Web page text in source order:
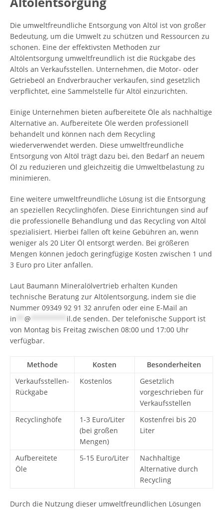
Die umweltfreundliche Entsorgung von Altöl ist von großer
Bedeutung, um die Umwelt zu schützen und Ressourcen zu
schonen. Eine der effektivsten Methoden zur
Altölentsorgung umweltfreundlich ist die Rückgabe des
Altöls an Verkaufsstellen. Unternehmen, die Motor- oder
Getriebeöl an Endverbraucher verkaufen, sind gesetzlich
verpflichtet, eine Sammelstelle für Altöl einzurichten.
Einige Unternehmen bieten aufbereitete Öle als nachhaltige
Alternative an. Aufbereitete Öle werden professionell
behandelt und können nach dem Recycling
wiederverwendet werden. Diese umweltfreundliche
Entsorgung von Altöl trägt dazu bei, den Bedarf an neuem
Öl zu reduzieren und gleichzeitig die Umweltbelastung zu
minimieren.
Eine weitere umweltfreundliche Lösung ist die Entsorgung
an speziellen Recyclinghöfen. Diese Einrichtungen sind auf
die professionelle Behandlung und das Recycling von Altöl
spezialisiert. Hierbei fallen oft keine Gebühren an, wenn
weniger als 20 Liter Öl entsorgt werden. Bei größeren
Mengen können jedoch geringfügige Kosten zwischen 1 und
3 Euro pro Liter anfallen.
Laut Baumann Mineralölvertrieb erhalten Kunden
technische Beratung zur Altölentsorgung, indem sie die
Nummer 09349 92 91 32 anrufen oder eine E-Mail an
in
@ il.de senden. Der telefonische Support ist
von Montag bis Freitag zwischen 08:00 und 17:00 Uhr
verfügbar.
Methode Kosten
Besonderheiten
Verkaufsstellen-
Rückgabe
Kostenlos
Gesetzlich
vorgeschrieben für
Verkaufsstellen
Recyclinghöfe
1-3 Euro/Liter
(bei großen
Mengen)
Kostenfrei bis 20
Liter
Aufbereitete
Öle
5-15 Euro/Liter
Nachhaltige
Alternative durch
Recycling
Durch die Nutzung dieser umweltfreundlichen Lösungen